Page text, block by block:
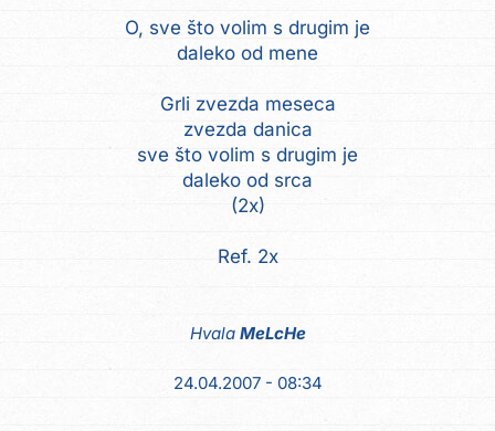
O, sve što volim s drugim je
daleko od mene
Grli zvezda meseca
zvezda danica
sve što volim s drugim je
daleko od srca
(2x)
Ref. 2x
Hvala MeLcHe
24.04.2007 - 08:34